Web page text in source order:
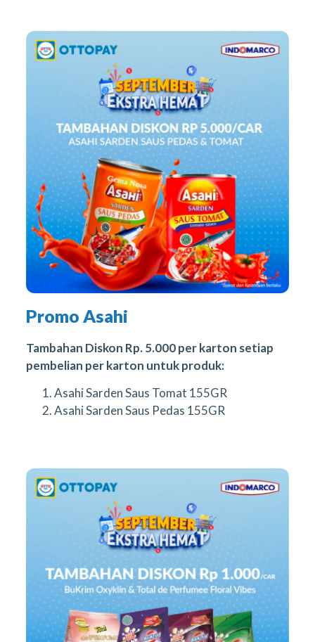
Promo Asahi
Tambahan Diskon Rp. 5.000 per karton setiap
pembelian per karton untuk produk:
Asahi Sarden Saus Tomat 155GR
Asahi Sarden Saus Pedas 155GR